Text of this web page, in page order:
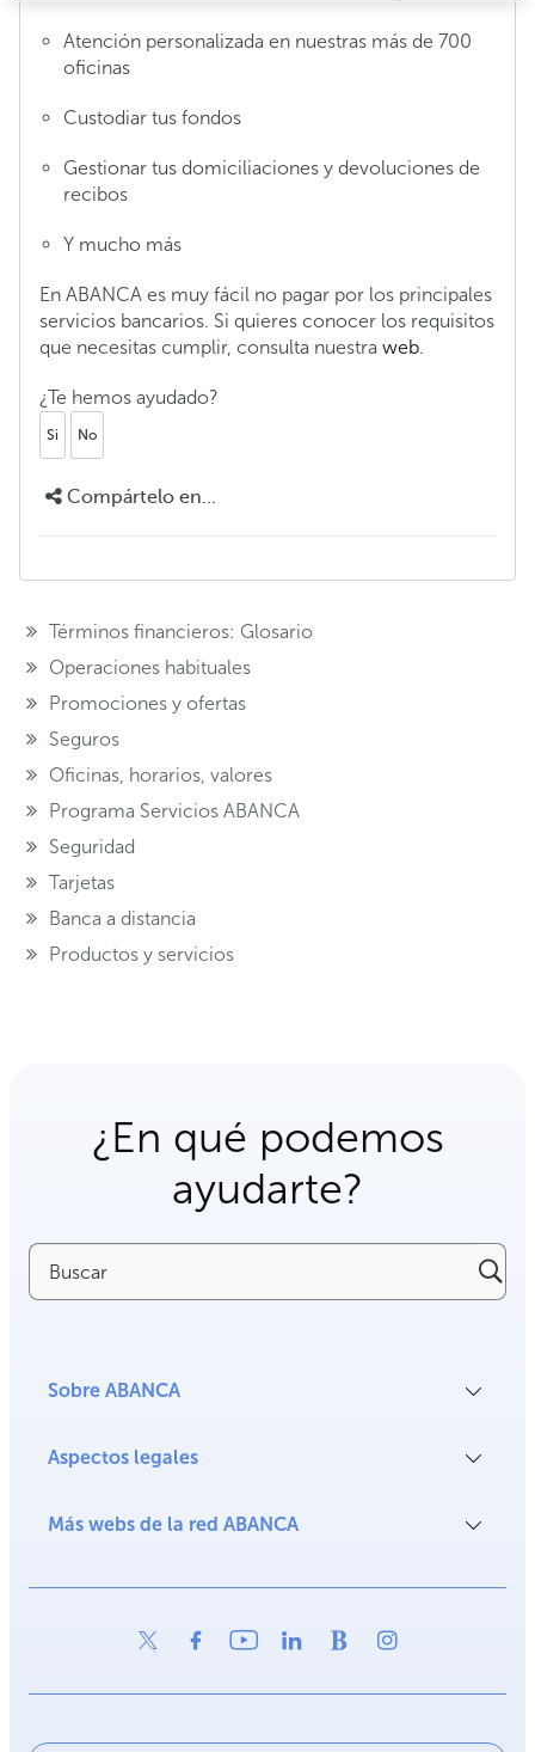
Atención personalizada en nuestras más de 700
oficinas
Custodiar tus fondos
Gestionar tus domiciliaciones y devoluciones de
recibos
Y mucho más
En ABANCA es muy fácil no pagar por los principales
servicios bancarios. Si quieres conocer los requisitos
que necesitas cumplir, consulta nuestra web.
¿Te hemos ayudado?
Si No
Compártelo en...
Términos financieros: Glosario
Operaciones habituales
Promociones y ofertas
Seguros
Oficinas, horarios, valores
Programa Servicios ABANCA
Seguridad
Tarjetas
Banca a distancia
Productos y servicios
¿En qué podemos
ayudarte?
Buscar
Sobre ABANCA
Aspectos legales
Más webs de la red ABANCA